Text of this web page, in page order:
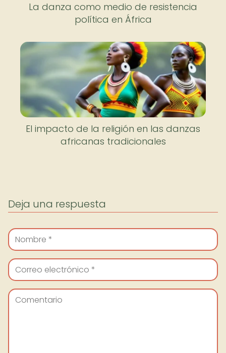
La danza como medio de resistencia
política en África
El impacto de la religión en las danzas
africanas tradicionales
Deja una respuesta